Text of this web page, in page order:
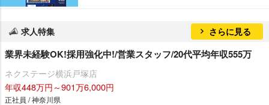
求人特集 さらに見る
業界未経験OK!採用強化中!/営業スタッフ/20代平均年収555万
ネクステージ横浜戸塚店
年収448万円～901万6,000円
正社員 / 神奈川県